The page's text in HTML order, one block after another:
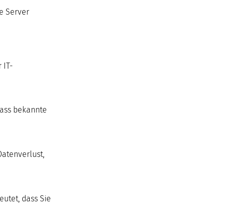
Server
IT-
bekannte
dass Sie